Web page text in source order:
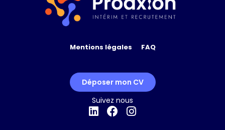
Mentions légales FAQ
Déposer mon CV
Suivez nous